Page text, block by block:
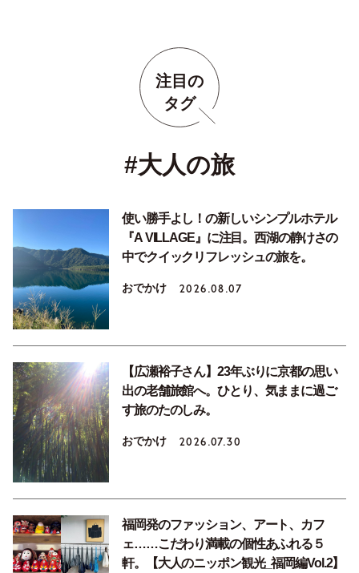
注目の
タグ
#大人の旅
使い勝手よし！の新しいシンプルホテル
『A VILLAGE』に注目。西湖の静けさの
中でクイックリフレッシュの旅を。
おでかけ 2026.08.07
【広瀬裕子さん】23年ぶりに京都の思い
出の老舗旅館へ。ひとり、気ままに過ご
す旅のたのしみ。
おでかけ 2026.07.30
福岡発のファッション、アート、カフ
ェ……こだわり満載の個性あふれる５
軒。【大人のニッポン観光_福岡編Vol.2】